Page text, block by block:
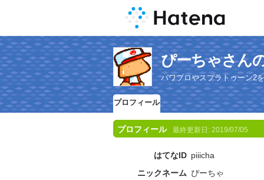
ぴーちゃさん
パワプロやスプラトゥーン2
プロフィール
プロフィール 最終更新日: 2019/07/05
はてなID piiicha
ニックネーム ぴーちゃ